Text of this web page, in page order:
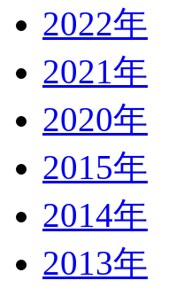
2022年
2021年
2020年
2015年
2014年
2013年